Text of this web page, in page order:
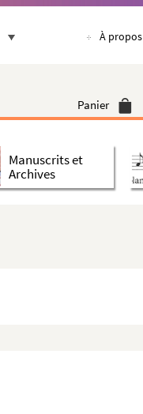
À propos
Panier
Manuscrits et
Archives